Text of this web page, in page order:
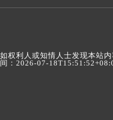
如权利人或知情人士发现本站
间：2026-07-